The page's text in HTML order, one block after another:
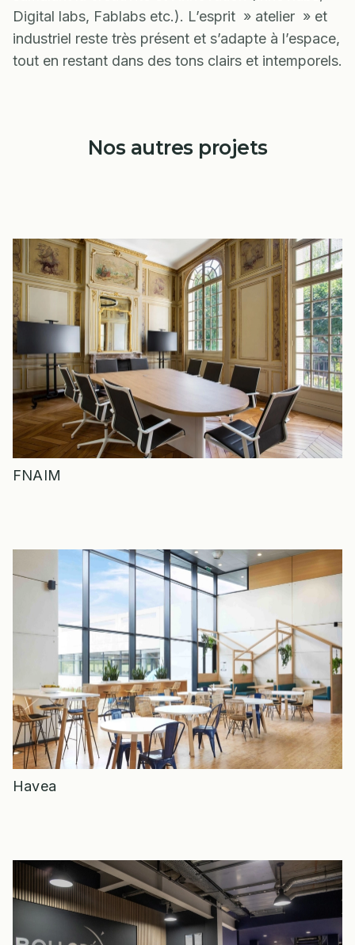
Digital labs, Fablabs etc.). L’esprit » atelier » et
industriel reste très présent et s’adapte à l’espace,
tout en restant dans des tons clairs et intemporels.
Nos autres projets
FNAIM
Havea